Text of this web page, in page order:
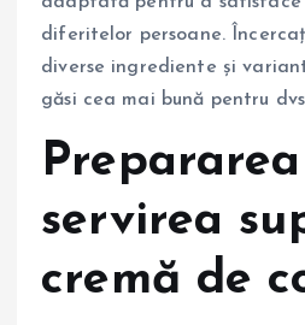
diferitelor persoane.
diverse ingrediente și
găsi cea mai bună pentru
servirea
cremă de